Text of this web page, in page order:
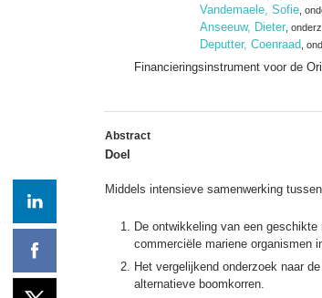
Vandemaele, Sofie ,
Anseeuw, Dieter ,
Deputter, Coenraad ,
Financieringsinstrument voor de
Abstract
Doel
Middels intensieve samenwerking
De ontwikkeling van een
commerciële mariene organismen
Het vergelijkend onderzoek naar
alternatieve boomkorren.